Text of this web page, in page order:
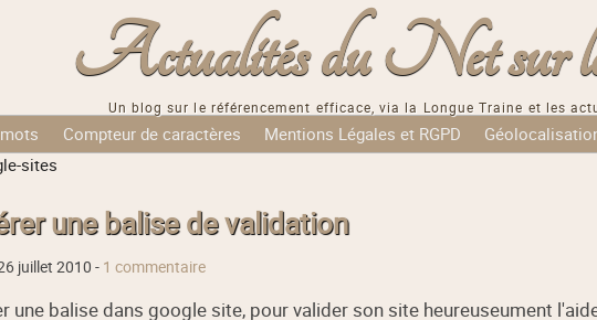
Actualités du Net sur la
Un blog sur le référencement efficace, via la Longue Traine et les
Compteur de caractères Mentions Légales et RGPD
sites
une balise de validation
juillet 2010 - 1 commentaire
une balise dans google site, pour valider son site heureuseument